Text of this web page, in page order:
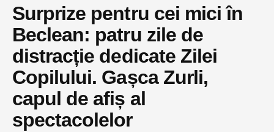
Surprize pentru cei mici în
Beclean: patru zile de
distracție dedicate Zilei
Copilului. Gașca Zurli,
capul de afiș al
spectacolelor